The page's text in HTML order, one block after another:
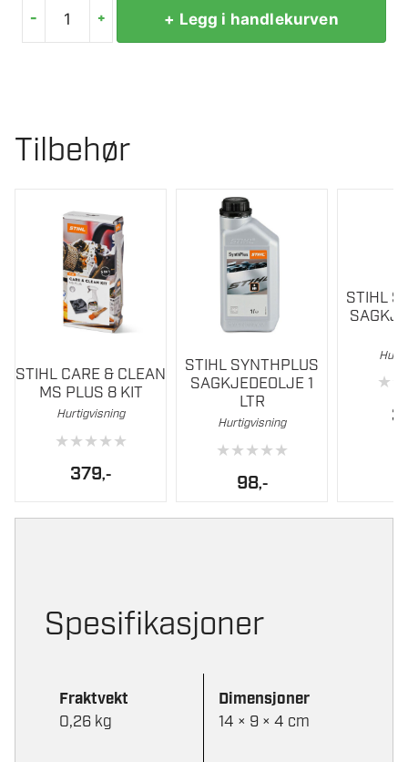
-
RAPID
MICRO
1,5
MM
antall
+ + Legg i handlekurven
Tilbehør
STIHL CARE & CLEAN
MS PLUS 8 KIT
Hurtigvisning
★★★★★
379,-
STIHL SYNTHPLUS
SAGKJEDEOLJE 1
LTR
Hurtigvisning
★★★★★
98,-
STIHL
★
Spesifikasjoner
Fraktvekt
0,26 kg
Dimensjoner
14 × 9 × 4 cm